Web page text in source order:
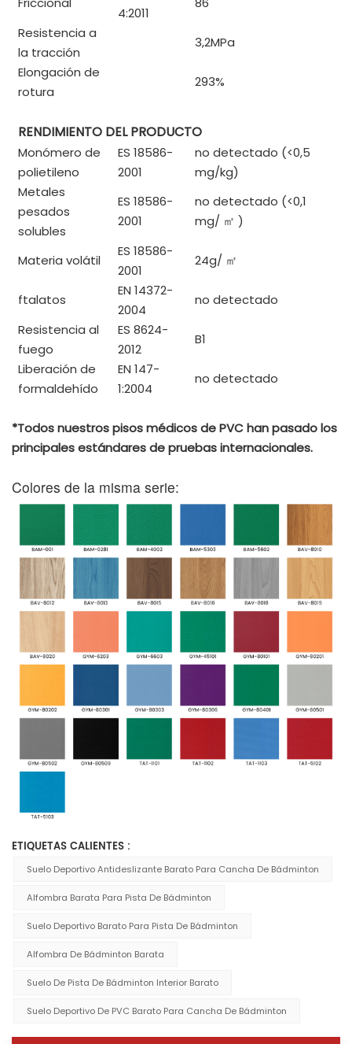
4:2011
Resistencia a
la tracción
3,2MPa
Elongación de
rotura
293%
RENDIMIENTO DEL PRODUCTO
Monómero de
polietileno
ES 18586-
2001
no detectado (<0,5
mg/kg)
Metales
pesados ​​
solubles
ES 18586-
2001
no detectado (<0,1
mg/ ㎡ )
Materia volátil
ES 18586-
2001
24g/ ㎡
ftalatos
EN 14372-
2004
no detectado
Resistencia al
fuego
ES 8624-
2012
B1
Liberación de
formaldehído
EN 147-
1:2004
no detectado
*Todos nuestros pisos médicos de PVC han pasado los
principales estándares de pruebas internacionales.
Colores de la misma serie:
ETIQUETAS CALIENTES :
Suelo Deportivo Antideslizante Barato Para Cancha De Bádminton
Alfombra Barata Para Pista De Bádminton
Suelo Deportivo Barato Para Pista De Bádminton
Alfombra De Bádminton Barata
Suelo De Pista De Bádminton Interior Barato
Suelo Deportivo De PVC Barato Para Cancha De Bádminton